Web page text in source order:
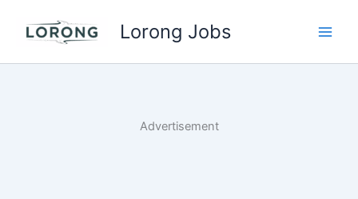
Lorong Jobs
Advertisement